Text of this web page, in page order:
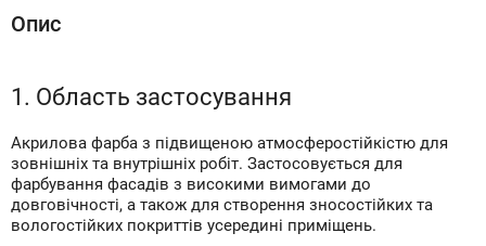
Опис
1. Область застосування
Акрилова фарба з підвищеною атмосферостійкістю для
зовнішніх та внутрішніх робіт. Застосовується для
фарбування фасадів з високими вимогами до
довговічності, а також для створення зносостійких та
вологостійких покриттів усередині приміщень.